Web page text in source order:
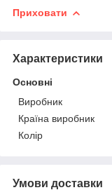
Приховати
Характеристики
Основні
Виробник
Країна виробник
Колір
Умови доставки